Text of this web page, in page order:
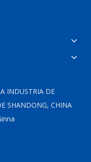
INDUSTRIA DE
SHANDONG, CHINA